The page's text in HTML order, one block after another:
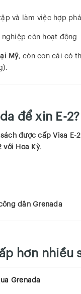
và làm việc hợp
còn hoạt động
Mỹ, còn con cái có
để xin E-2?
được cấp Visa E-2
với Hoa Kỳ.
dân Grenada
hơn nhiều
Grenada